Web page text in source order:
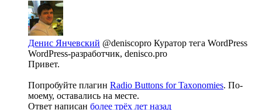
Денис Янчевский @deniscopro Куратор тега WordPress
WordPress-разработчик, denisco.pro
Привет.
Попробуйте плагин Radio Buttons for Taxonomies. По-
моему, оставались на месте.
Ответ написан более трёх лет назад